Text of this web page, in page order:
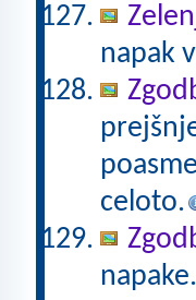
napak
celoto.
napake.